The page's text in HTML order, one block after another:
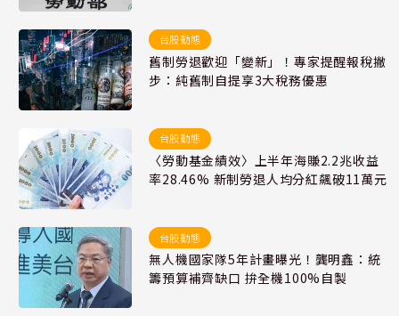
台股動態
舊制勞退歡迎「變新」！專家提醒報稅撇
步：純舊制自提享3大稅務優惠
台股動態
〈勞動基金績效〉上半年海賺2.2兆收益
率28.46% 新制勞退人均分紅飆破11萬元
台股動態
無人機國家隊5年計畫曝光！龔明鑫：統
籌預算補齊缺口 拚全機100%自製